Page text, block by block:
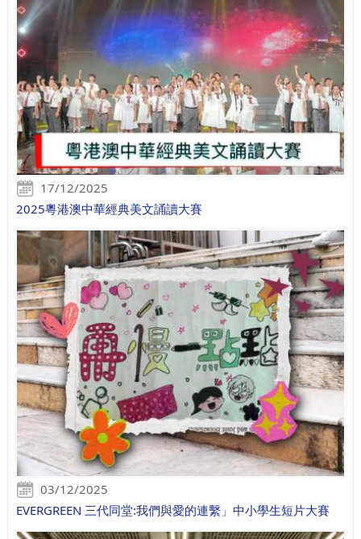
17/12/2025
2025粵港澳中華經典美文誦讀大賽
03/12/2025
EVERGREEN 三代同堂:我們與愛的連繫」中小學生短片大賽